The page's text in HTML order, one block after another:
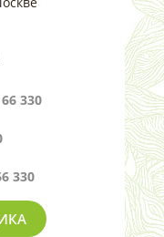
330
330